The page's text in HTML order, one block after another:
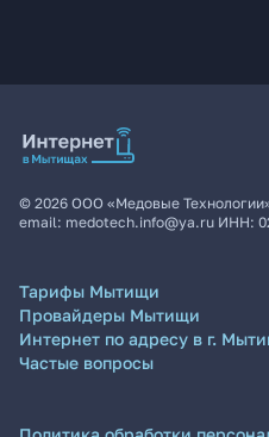
© 2026 ООО «Медовые
email: medotech.info@ya.ru ИНН:
Тарифы Мытищи
Провайдеры Мытищи
Интернет по адресу в г.
Частые вопросы